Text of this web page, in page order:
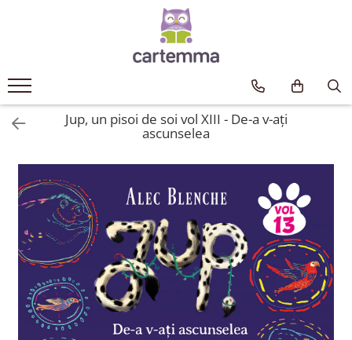
Tematică
Craciun
Activități
Carte de bucate
Călătorie
Educație
Educație financiară
Hobby si craft
Inteligenta emotionala
Limbi străine
Muzicale
Jup, un pisoi de soi vol XIII - De-a v-ați
ascunselea